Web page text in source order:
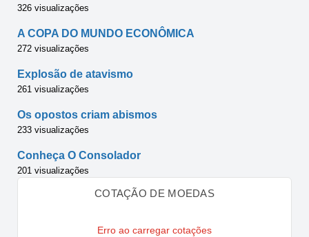
326 visualizações
A COPA DO MUNDO ECONÔMICA
272 visualizações
Explosão de atavismo
261 visualizações
Os opostos criam abismos
233 visualizações
Conheça O Consolador
201 visualizações
COTAÇÃO DE MOEDAS
Erro ao carregar cotações